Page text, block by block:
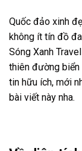
Quốc đảo xinh
không ít tín đồ
Sóng Xanh
thiên đường
tin hữu ích, mới
bài viết này nha.